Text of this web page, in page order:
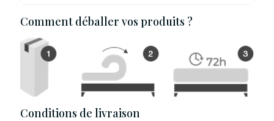
Comment déballer vos produits ?
Conditions de livraison